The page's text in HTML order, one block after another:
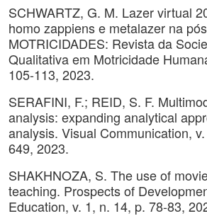
SCHWARTZ, G. M. Lazer virtual
homo zappiens e metalazer na
MOTRICIDADES: Revista da
Qualitativa em Motricidade
105-113, 2023.
SERAFINI, F.; REID, S. F.
analysis: expanding analytical
analysis. Visual Communication,
649, 2023.
SHAKHNOZA, S. The use of
teaching. Prospects of
Education, v. 1, n. 14, p. 78-83,